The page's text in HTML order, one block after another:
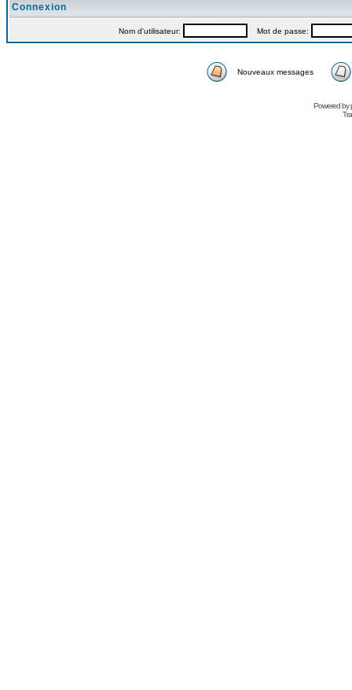
Connexion
Nom d'utilisateur: Mot de passe:
Nouveaux messages
Powered by